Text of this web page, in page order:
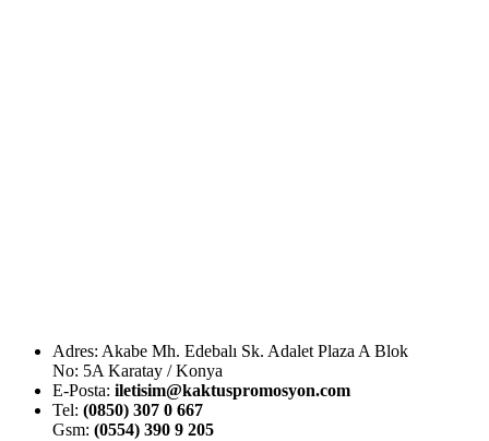
Adres: Akabe Mh. Edebalı Sk. Adalet Plaza A Blok
No: 5A Karatay / Konya
E-Posta: iletisim@kaktuspromosyon.com
Tel: (0850) 307 0 667
Gsm: (0554) 390 9 205